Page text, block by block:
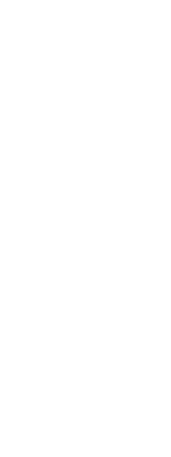
club de
en el